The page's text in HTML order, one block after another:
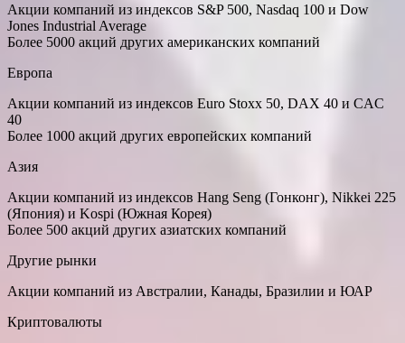
Акции компаний из индексов S&P 500, Nasdaq 100 и Dow
Jones Industrial Average
Более 5000 акций других американских компаний
Европа
Акции компаний из индексов Euro Stoxx 50, DAX 40 и CAC
40
Более 1000 акций других европейских компаний
Азия
Акции компаний из индексов Hang Seng (Гонконг), Nikkei 225
(Япония) и Kospi (Южная Корея)
Более 500 акций других азиатских компаний
Другие рынки
Акции компаний из Австралии, Канады, Бразилии и ЮАР
Криптовалюты